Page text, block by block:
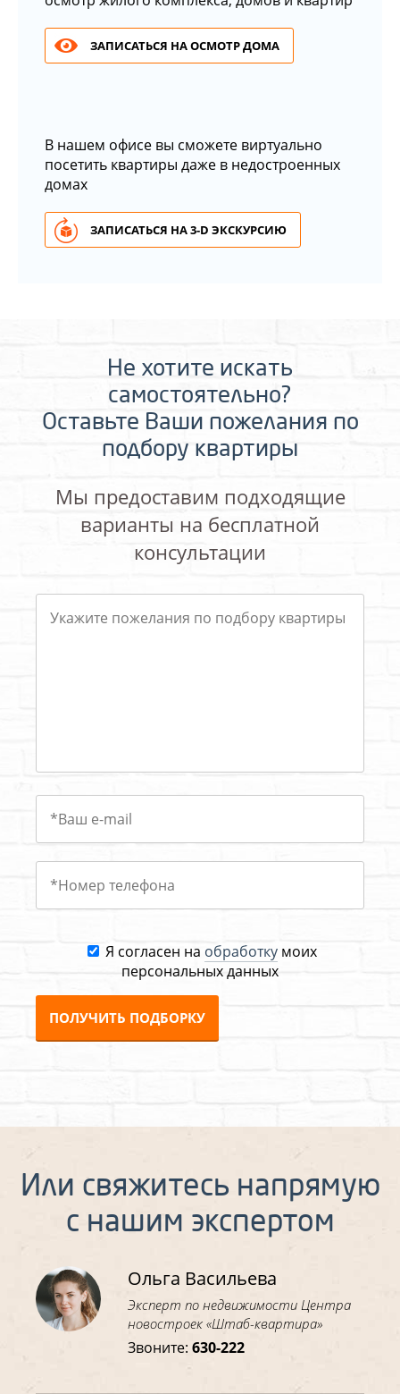
ЗАПИСАТЬСЯ НА ОСМОТР ДОМА
В нашем офисе вы сможете виртуально
посетить квартиры даже в недостроенных
домах
ЗАПИСАТЬСЯ НА 3-D ЭКСКУРСИЮ
Не хотите искать
самостоятельно?
Оставьте Ваши пожелания по
подбору квартиры
Мы предоставим подходящие
варианты на бесплатной
консультации
Я согласен на обработкумоих
персональных данных
ПОЛУЧИТЬ ПОДБОРКУ
Или свяжитесь напрямую
с нашим экспертом
Ольга Васильева
Эксперт по недвижимости Центра
новостроек «Штаб-квартира»
Звоните:630-222